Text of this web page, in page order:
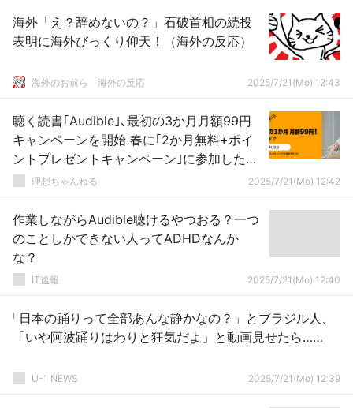
海外「え？辞めないの？」石破首相の続投
表明に海外びっくり仰天！（海外の反応）
海外のお前ら 海外の反応 2025/7/21(Mo) 12:43
聴く読書｢Audible｣､最初の3か月月額99円
キャンペーンを開始 春に｢2か月無料+ポイ
ントプレゼントキャンペーン｣に参加した人
も対象理想ちゃんねる 2025/7/21(Mo) 12:42
作業しながらAudible聴けるやつおる？一つ
のことしかできない人ってADHDなんか
な？
IT速報 2025/7/21(Mo) 12:40
「日本の踊りって全部あんな静かなの？」とブラジル人、
「いや阿波踊りはわりと狂気だよ」と動画見せたら……
U-1 NEWS 2025/7/21(Mo) 12:39